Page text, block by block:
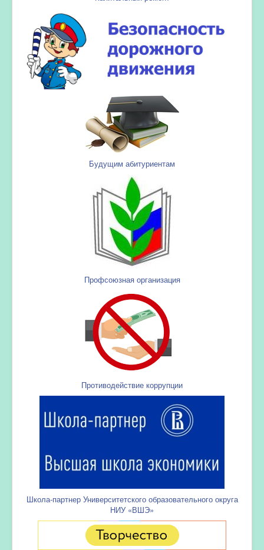
Будущим абитуриентам
Профсоюзная организация
Противодействие коррупции
Школа-партнер Университетского образовательного округа
НИУ «ВШЭ»